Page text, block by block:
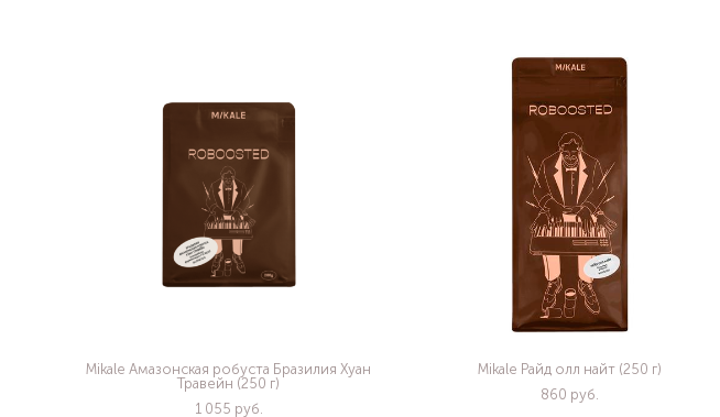
Mikale Амазонская робуста Бразилия Хуан
Травейн (250 г)
1 055 pуб.
Mikale Райд олл найт (250 г)
860 pуб.